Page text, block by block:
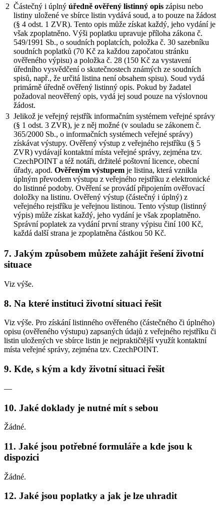
2 Částečný i úplný úředně ověřený listinný opis zápisu nebo
listiny uložené ve sbírce listin vydává soud, a to pouze na žádost
(§ 4 odst. 1 ZVR). Tento opis může získat každý, jeho vydání je
však zpoplatněno. Výši poplatku upravuje příloha zákona č.
549/1991 Sb., o soudních poplatcích, položka č. 30 sazebníku
soudních poplatků (70 Kč za každou započatou stránku
ověřeného výpisu) a položka č. 28 (150 Kč za vystavení
úředního vysvědčení o skutečnostech známých ze soudních
spisů, např., že určitá listina není obsahem spisu). Soud vydá
primárně úředně ověřený listinný opis. Pokud by žadatel
požadoval neověřený opis, vydá jej soud pouze na výslovnou
žádost.
3 Jelikož je veřejný rejstřík informačním systémem veřejné správy
(§ 1 odst. 3 ZVR), je z něj možné (v souladu se zákonem č.
365/2000 Sb., o informačních systémech veřejné správy)
získávat výstupy. Ověřený výstup z veřejného rejstříku (§ 5
ZVR) vydávají kontaktní místa veřejné správy, zejména tzv.
CzechPOINT a též notáři, držitelé poštovní licence, obecní
úřady, apod. Ověřeným výstupem je listina, která vznikla
úplným převodem výstupu z veřejného rejstříku z elektronické
do listinné podoby. Ověření se provádí připojením ověřovací
doložky na listinu. Ověřený výstup (částečný i úplný) z
veřejného rejstříku je veřejnou listinou. Tento výstup (listinný
výpis) může získat každý, jeho vydání je však zpoplatněno.
Správní poplatek za vydání první strany výpisu činí 100 Kč,
každá další strana je zpoplatněna částkou 50 Kč.
7. Jakým způsobem můžete zahájit řešení životní
situace
Viz výše.
8. Na které instituci životní situaci řešit
Viz výše. Pro získání listinného ověřeného (částečného či úplného)
opisu (ověřeného výstupu) zapsaných údajů z veřejného rejstříku či
listin uložených ve sbírce listin je nejpraktičtější využít kontaktní
místa veřejné správy, zejména tzv. CzechPOINT.
9. Kde, s kým a kdy životní situaci řešit
—
10. Jaké doklady je nutné mít s sebou
Žádné.
11. Jaké jsou potřebné formuláře a kde jsou k
dispozici
Žádné.
12. Jaké jsou poplatky a jak je lze uhradit